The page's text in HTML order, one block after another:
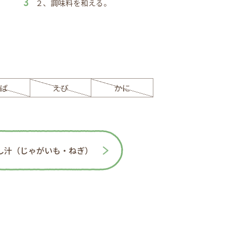
２、調味料を和える。
えび かに
汁（じゃがいも・ねぎ）